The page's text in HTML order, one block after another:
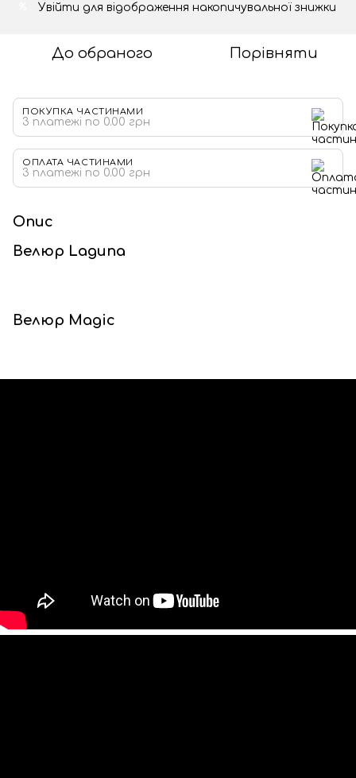
Увійти для відображення накопичувальної знижки
До обраного Порівняти
ПОКУПКА ЧАСТИНАМИ
3 платежі по 0.00 грн
ОПЛАТА ЧАСТИНАМИ
3 платежі по 0.00 грн
Опис
Велюр Laguna
Велюр Magiс